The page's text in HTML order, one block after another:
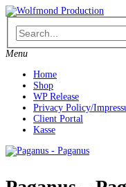
Skip
to
content
Menu
Home
Shop
WP Release
Privacy Policy/
Client Portal
Kasse